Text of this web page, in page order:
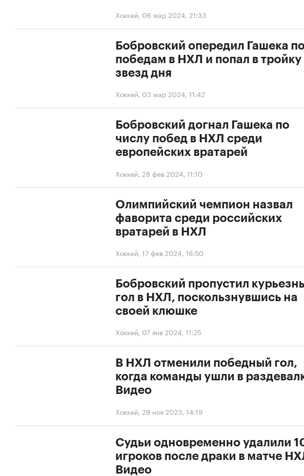
Хоккей, 06 мар 2024, 21:33
Хоккей, 03 мар 2024, 11:42
Бобровский опередил Гашека
победам в НХЛ и попал в тройку
звезд дня
Хоккей, 28 фев 2024, 11:10
Бобровский догнал Гашека по
числу побед в НХЛ среди
европейских вратарей
Хоккей, 17 фев 2024, 16:50
Олимпийский чемпион назвал
фаворита среди российских
вратарей в НХЛ
Хоккей, 07 янв 2024, 11:25
Бобровский пропустил
гол в НХЛ, поскользнувшись на
своей клюшке
Хоккей, 29 ноя 2023, 14:19
В НХЛ отменили победный гол,
когда команды ушли в
Видео
Судьи одновременно удалили
игроков после драки в матче
Видео